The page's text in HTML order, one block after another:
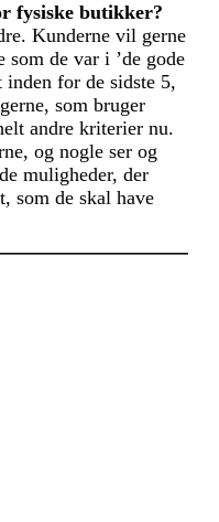
fysiske butikker?
Kunderne vil gerne
de var i ’de gode
inden for de sidste 5,
som bruger
andre kriterier nu.
og nogle ser og
muligheder, der
som de skal have